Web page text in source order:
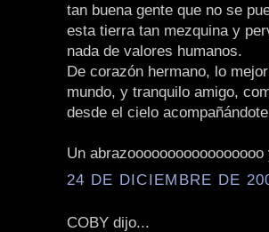
tan buena gente que no se
esta tierra tan mezquina y
nada de valores humanos.
De corazón hermano, lo
mundo, y tranquilo amigo,
desde el cielo
Un
24 DE DICIEMBRE DE
COBY dijo...